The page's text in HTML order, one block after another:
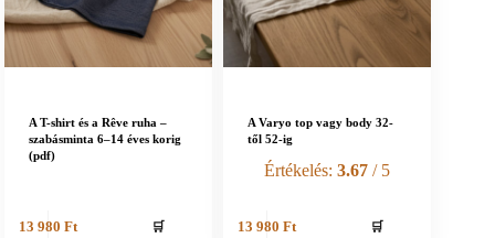
A T-shirt és a Rêve ruha –
szabásminta 6–14 éves korig
(pdf)
13 980 Ft 🛒
A Varyo top vagy body 32-
től 52-ig
Értékelés:3.67 / 5
13 980 Ft 🛒